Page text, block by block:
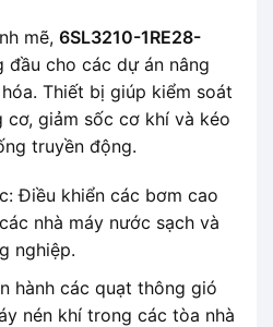
mẽ, 6SL3210-1RE28-
đầu cho các dự án nâng
Thiết bị giúp kiểm soát
giảm sốc cơ khí và kéo
truyền động.
Điều khiển các bơm cao
nhà máy nước sạch và
nghiệp.
hành các quạt thông gió
nén khí trong các tòa nhà